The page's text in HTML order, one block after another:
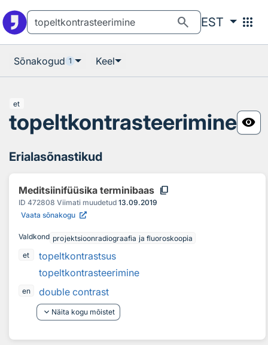
search EST apps
Sõnakogud 1 Keel
et
topeltkontrasteerimine visibility
Erialasõnastikud
Meditsiinifüüsika terminibaas content_copy
ID 472808 Viimati muudetud 13.09.2019
Vaata sõnakogu
Valdkond projektsioonradiograafia ja fluoroskoopia
et
topeltkontrastsus
topeltkontrasteerimine
en
double contrast
keyboard_arrow_down Näita kogu mõistet